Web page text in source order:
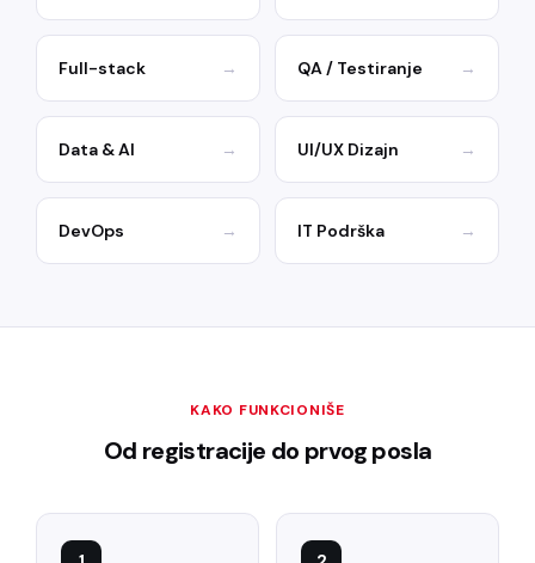
Full-stack → QA / Testiranje →
Data & AI → UI/UX Dizajn →
DevOps → IT Podrška →
KAKO FUNKCIONIŠE
Od registracije do prvog posla